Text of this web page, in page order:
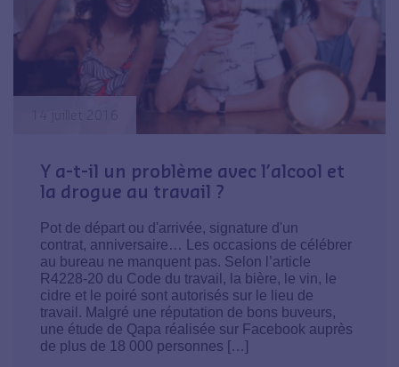
Y a-t-il un problème avec l’alcool et
la drogue au travail ?
Pot de départ ou d'arrivée, signature d'un
contrat, anniversaire… Les occasions de célébrer
au bureau ne manquent pas. Selon l’article
R4228-20 du Code du travail, la bière, le vin, le
cidre et le poiré sont autorisés sur le lieu de
travail. Malgré une réputation de bons buveurs,
une étude de Qapa réalisée sur Facebook auprès
de plus de 18 000 personnes […]